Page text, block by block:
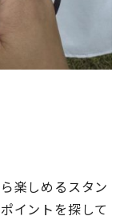
楽しめるスタン
イントを探して